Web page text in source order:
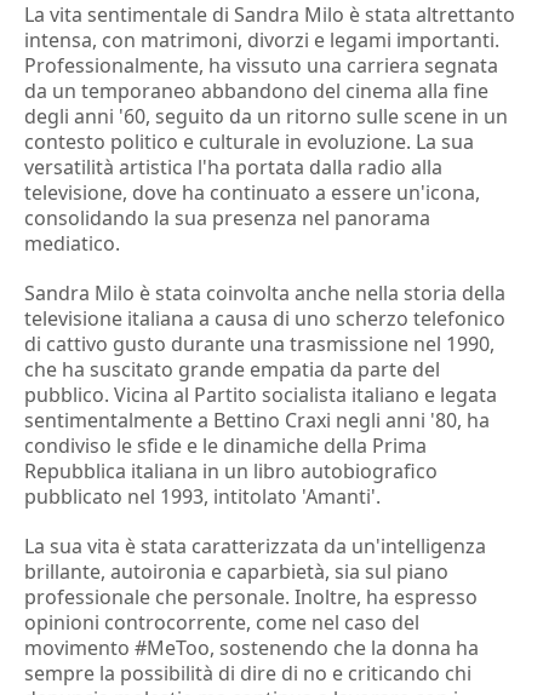
La vita sentimentale di Sandra Milo è stata altrettanto
intensa, con matrimoni, divorzi e legami importanti.
Professionalmente, ha vissuto una carriera segnata
da un temporaneo abbandono del cinema alla fine
degli anni '60, seguito da un ritorno sulle scene in un
contesto politico e culturale in evoluzione. La sua
versatilità artistica l'ha portata dalla radio alla
televisione, dove ha continuato a essere un'icona,
consolidando la sua presenza nel panorama
mediatico.
Sandra Milo è stata coinvolta anche nella storia della
televisione italiana a causa di uno scherzo telefonico
di cattivo gusto durante una trasmissione nel 1990,
che ha suscitato grande empatia da parte del
pubblico. Vicina al Partito socialista italiano e legata
sentimentalmente a Bettino Craxi negli anni '80, ha
condiviso le sfide e le dinamiche della Prima
Repubblica italiana in un libro autobiografico
pubblicato nel 1993, intitolato 'Amanti'.
La sua vita è stata caratterizzata da un'intelligenza
brillante, autoironia e caparbietà, sia sul piano
professionale che personale. Inoltre, ha espresso
opinioni controcorrente, come nel caso del
movimento #MeToo, sostenendo che la donna ha
sempre la possibilità di dire di no e criticando chi